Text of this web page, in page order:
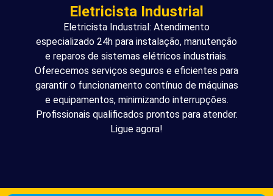
Eletricista Industrial
Eletricista Industrial: Atendimento
especializado 24h para instalação, manutenção
e reparos de sistemas elétricos industriais.
Oferecemos serviços seguros e eficientes para
garantir o funcionamento contínuo de máquinas
e equipamentos, minimizando interrupções.
Profissionais qualificados prontos para atender.
Ligue agora!